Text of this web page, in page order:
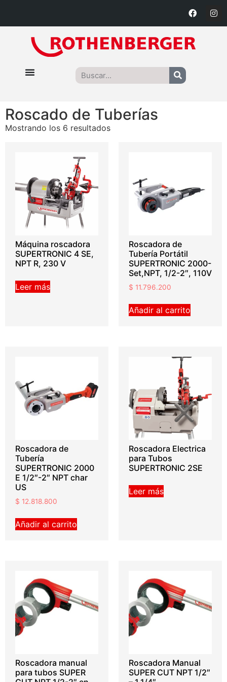
Roscado de Tuberías
Mostrando los 6 resultados
Máquina roscadora
SUPERTRONIC 4 SE,
NPT R, 230 V
Leer más
Roscadora de
Tubería Portátil
SUPERTRONIC 2000-
Set,NPT, 1/2-2″, 110V
$ 11.796.200
Añadir al carrito
Roscadora de
Tubería
SUPERTRONIC 2000
E 1/2″-2″ NPT char
US
$ 12.818.800
Añadir al carrito
Roscadora Electrica
para Tubos
SUPERTRONIC 2SE
Leer más
Roscadora manual
para tubos SUPER
Roscadora Manual
SUPER CUT NPT 1/2″